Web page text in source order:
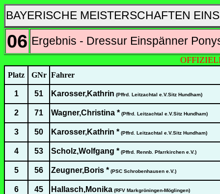
BAYERISCHE MEISTERSCHAFTEN
06 Ergebnis - Dressur Einspänner
Platz GNr Fahrer
1 51 Karosser,Kathrin (Pffrd. Leitzachtal e.V.Sitz Hundham)
2 71 Wagner,Christina * (Pffrd. Leitzachtal e.V.Sitz Hundham)
3 50 Karosser,Kathrin * (Pffrd. Leitzachtal e.V.Sitz Hundham)
4 53 Scholz,Wolfgang * (Pffrd. Rennb. Pfarrkirchen e.V.)
5 56 Zeugner,Boris * (PSC Schrobenhausen e.V.)
6 45 Hallasch,Monika (RFV Markgröningen-Möglingen)